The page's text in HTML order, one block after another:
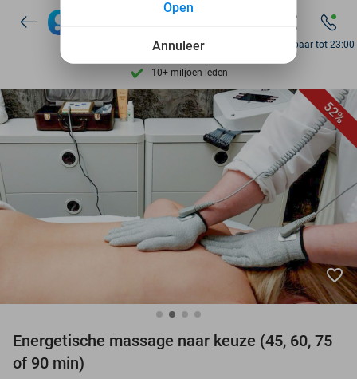
Ontdek 15.000+ deals
7 dagen per week beschikbaar
10+ miljoen leden
9,4 op basis van 205.826 reviews
Ontdek 15.000+ deals
7 dagen per week beschikbaar
10+ miljoen leden
Bereikbaar tot 23:00
52%
favorite_border
Energetische massage naar keuze (45, 60, 75
of 90 min)
Annuleer
Open